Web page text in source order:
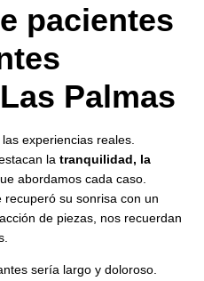
pacientes
Palmas
experiencias reales.
la tranquilidad, la
abordamos cada caso.
su sonrisa con un
de piezas, nos recuerdan
sería largo y doloroso.